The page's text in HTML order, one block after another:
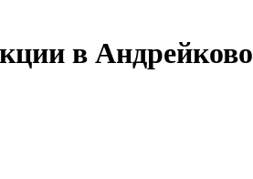
в Андрейково